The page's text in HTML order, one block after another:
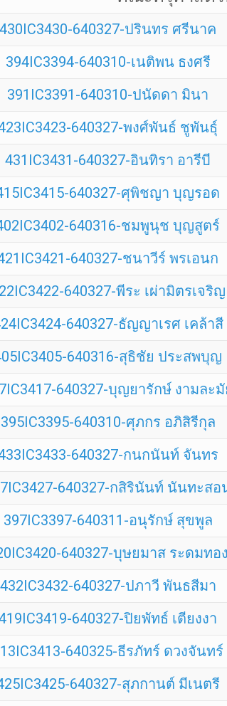
430IC3430-640327-ปรินทร ศรีนาค
394IC3394-640310-เนติพน ธงศรี
391IC3391-640310-ปนัดดา มินา
640327-พงศ์พันธ์ ชูพันธุ์
431IC3431-640327-อินทิรา อารีบี
640327-ศุพิชญา บุญรอด
640316-ชมพูนุช บุญสูตร์
640327-ชนาวีร์ พรเอนก
640327-พีระ เผ่ามิตรเจริญ
640327-ธัญญาเรศ เคล้าสี
640316-สุธิชัย ประสพบุญ
640327-บุญยารักษ์ งามละมั
395IC3395-640310-ศุภกร อภิสิรีกุล
640327-กนกนันท์ จันทร
640327-กสิรินันท์ นันทะสอ
397IC3397-640311-อนุรักษ์ สุขพูล
640327-บุษยมาส ระดมทอง
432IC3432-640327-ปภาวี พันธสีมา
640327-ปิยพัทธ์ เตียงงา
640325-ธีรภัทร์ ดวงจันทร์
640327-สุภกานต์ มีเนตรี